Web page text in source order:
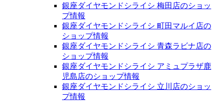
銀座ダイヤモンドシライシ 梅田店のショッ
プ情報
銀座ダイヤモンドシライシ 町田マルイ店の
ショップ情報
銀座ダイヤモンドシライシ 青森ラビナ店の
ショップ情報
銀座ダイヤモンドシライシ アミュプラザ鹿
児島店のショップ情報
銀座ダイヤモンドシライシ 立川店のショッ
プ情報